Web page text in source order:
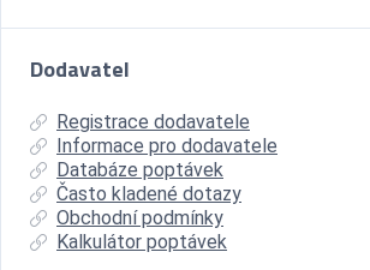
Dodavatel
Registrace dodavatele
Informace pro dodavatele
Databáze poptávek
Často kladené dotazy
Obchodní podmínky
Kalkulátor poptávek